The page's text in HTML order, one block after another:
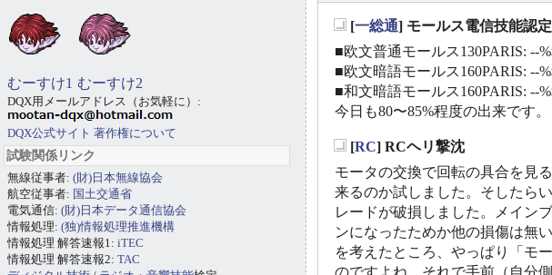
[一総通] モールス電信技能認定
■欧文普通モールス130PARIS: --
■欧文暗語モールス160PARIS: --
■和文暗語モールス160PARIS: --
今日も80〜85%程度の出来です。
[RC] RCヘリ撃沈
モータの交換で回転の具合を見
来るのか試しました。そしたら
レードが破損しました。メイン
ンになったためか他の損傷は無
を考えたところ、やっぱり「モ
のですよね。それで手前（自分
むーすけ1 むーすけ2
DQX用メールアドレス（お気軽に）:
DQX公式サイト 著作権について
試験関係リンク
無線従事者: (財)日本無線協会
航空従事者: 国土交通省
電気通信: (財)日本データ通信協会
情報処理: (独)情報処理推進機構
情報処理 解答速報1: iTEC
情報処理 解答速報2: TAC